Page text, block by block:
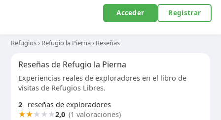
Acceder Registrar
Refugios› Refugio la Pierna› Reseñas
Reseñas de Refugio la Pierna
Experiencias reales de exploradores en el libro de
visitas de Refugios Libres.
2
reseñas de exploradores
★★★★★2,0 (1 valoraciones)